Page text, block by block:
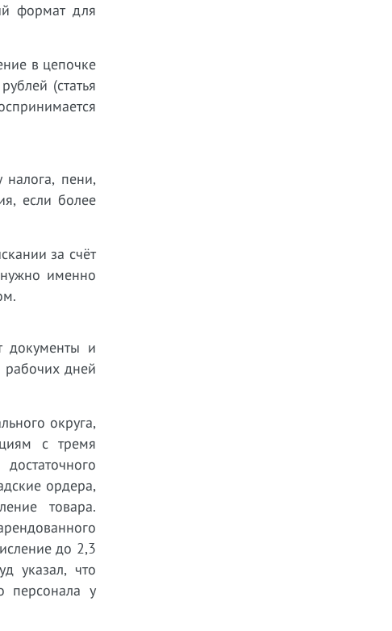
формат для
в цепочке
(статья
пени,
если более
за счёт
именно
документы и
дней
округа,
с тремя
ордера,
товара.
до 2,3
указал, что
персонала у